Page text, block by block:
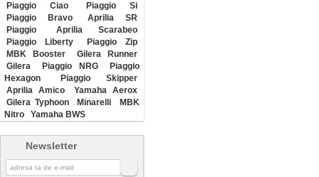
Piaggio Ciao
Piaggio Si
Piaggio Bravo
Aprilia SR
Piaggio
Aprilia Scarabeo
Piaggio Liberty
Piaggio Zip
MBK Booster
Gilera Runner
Gilera
Piaggio NRG
Piaggio
Hexagon
Piaggio Skipper
Aprilia Amico
Yamaha Aerox
Gilera Typhoon
Minarelli
MBK
Nitro
Yamaha BWS
Newsletter